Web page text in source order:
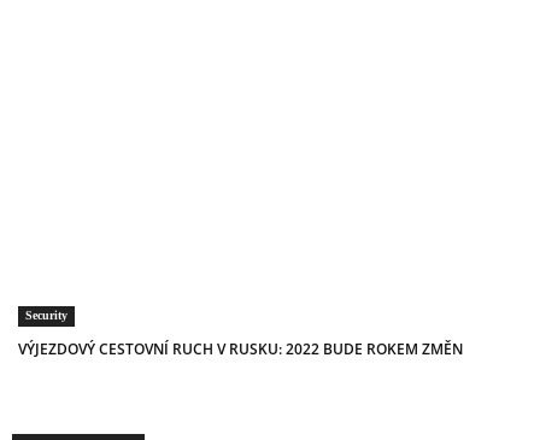
Security
VÝJEZDOVÝ CESTOVNÍ RUCH V RUSKU: 2022 BUDE ROKEM ZMĚN